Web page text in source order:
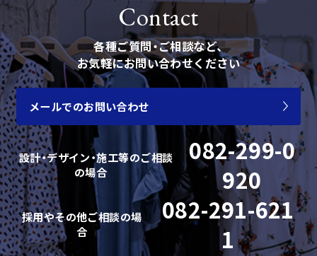
Contact
各種ご質問・ご相談など、
お気軽にお問い合わせください
メールでのお問い合わせ
設計・デザイン・施工等のご相談
の場合
082-299-0
920
採用やその他ご相談の場
合
082-291-621
1